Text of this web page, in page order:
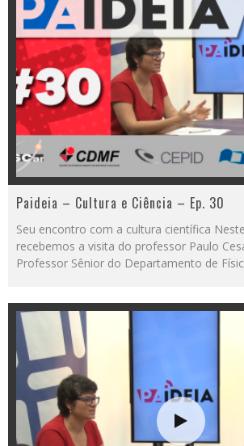
Paideia – Cultura e Ciência – Ep. 30
Seu encontro com a cultura científica
recebemos a visita do professor Paulo
Professor Sênior do Departamento de Físic